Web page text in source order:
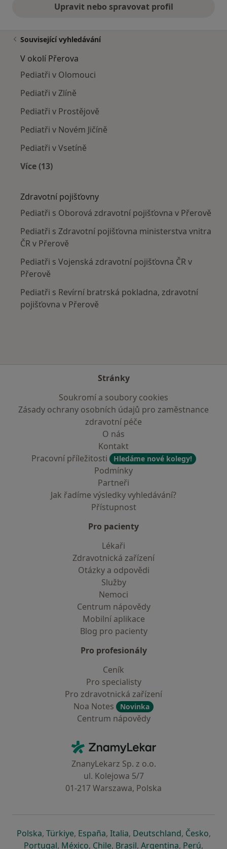
Upravit nebo spravovat profil
Související vyhledávání
V okolí Přerova
Pediatři v Olomouci
Pediatři v Zlíně
Pediatři v Prostějově
Pediatři v Novém Jičíně
Pediatři v Vsetíně
Více (13)
Zdravotní pojišťovny
Pediatři s Oborová zdravotní pojišťovna v Přerově
Pediatři s Zdravotní pojišťovna ministerstva vnitra
ČR v Přerově
Pediatři s Vojenská zdravotní pojišťovna ČR v
Přerově
Pediatři s Revírní bratrská pokladna, zdravotní
pojišťovna v Přerově
Stránky
Soukromí a soubory cookies
Zásady ochrany osobních údajů pro zaměstnance
zdravotní péče
O nás
Kontakt
Pracovní příležitosti
Hledáme nové kolegy!
Podmínky
Partneři
Jak řadíme výsledky vyhledávání?
Přístupnost
Pro pacienty
Lékaři
Zdravotnická zařízení
Otázky a odpovědi
Služby
Nemoci
Centrum nápovědy
Mobilní aplikace
Blog pro pacienty
Pro profesionály
Ceník
Pro specialisty
Pro zdravotnická zařízení
Noa Notes
Novinka
Centrum nápovědy
ZnamyLekar - Hlavní stránka
ZnanyLekarz Sp. z o.o.
ul. Kolejowa 5/7
01-217 Warszawa, Polska
Polskase otevře v nové záložce
, Türkiyese otevře v nové záložce
, Españase otevře v nové záložce
, Italiase otevře v nové záložce
, Deutschlandse otevře v
, Českose
,
Portugalse otevře v nové záložce
, Méxicose otevře v nové záložce
, Chilese otevře v nové záložce
, Brasilse otevře v nové
, Argentinase otevře v
, Perúse
,